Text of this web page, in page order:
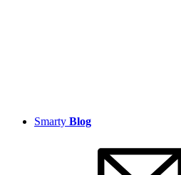
Smarty Blog